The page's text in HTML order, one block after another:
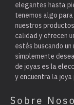
elegantes hasta
tenemos algo
nuestros
calidad y ofrecen
estés buscando
simplemente
de joyas es la
y encuentra la
Sobre